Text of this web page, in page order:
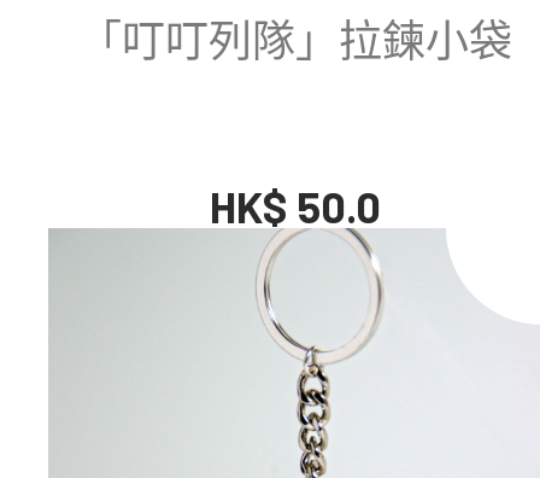
「叮叮列隊」拉鍊小袋
HK$ 50.0